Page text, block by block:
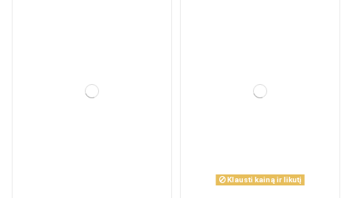
Klausti kainą ir likutį